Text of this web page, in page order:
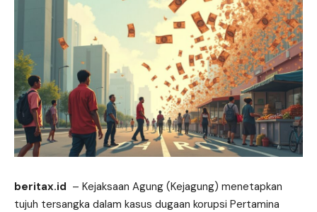
beritax.id – Kejaksaan Agung (Kejagung) menetapkan
tujuh tersangka dalam kasus dugaan korupsi Pertamina